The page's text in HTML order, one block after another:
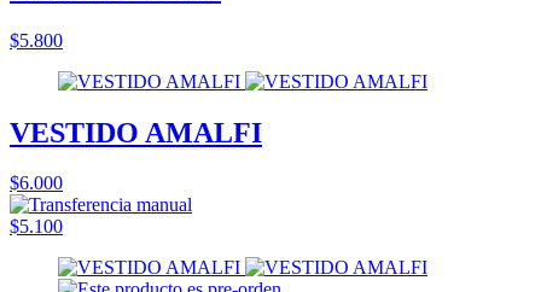
$5.800
VESTIDO AMALFI
$6.000
$5.100